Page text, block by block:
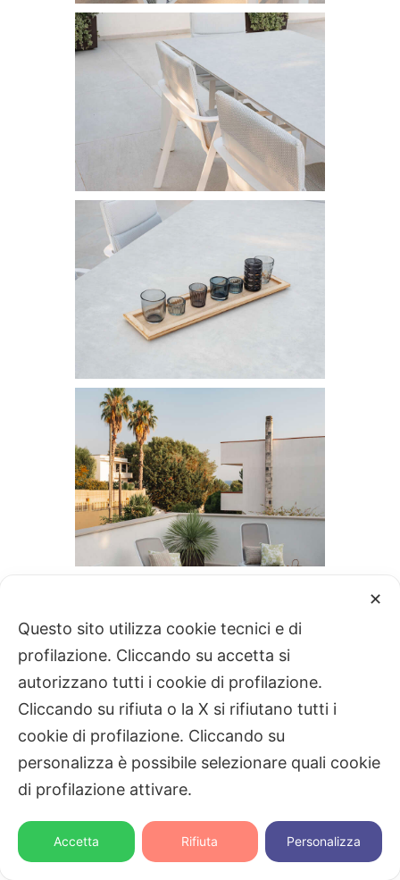
✕
Questo sito utilizza cookie tecnici e di
profilazione. Cliccando su accetta si
autorizzano tutti i cookie di profilazione.
Cliccando su rifiuta o la X si rifiutano tutti i
cookie di profilazione. Cliccando su
personalizza è possibile selezionare quali cookie
di profilazione attivare.
Accetta Rifiuta Personalizza
Contattaci
Contattaci